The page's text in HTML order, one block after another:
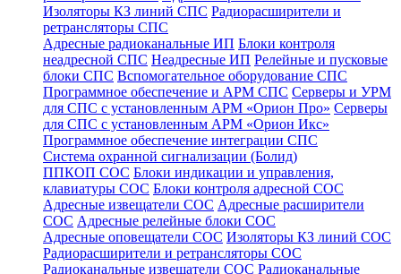
Изоляторы КЗ линий СПС Радиорасширители и
ретрансляторы СПС
Адресные радиоканальные ИП Блоки контроля
неадресной СПС Неадресные ИП Релейные и пусковые
блоки СПС Вспомогательное оборудование СПС
Программное обеспечение и АРМ СПС Серверы и УРМ
для СПС с установленным АРМ «Орион Про» Серверы
для СПС с установленным АРМ «Орион Икс»
Программное обеспечение интеграции СПС
Система охранной сигнализации (Болид)
ППКОП СОС Блоки индикации и управления,
клавиатуры СОС Блоки контроля адресной СОС
Адресные извещатели СОС Адресные расширители
СОС Адресные релейные блоки СОС
Адресные оповещатели СОС Изоляторы КЗ линий СОС
Радиорасширители и ретрансляторы СОС
Радиоканальные извещатели СОС Радиоканальные